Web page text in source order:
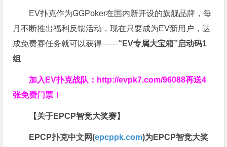
EV扑克作为GGPoker在国内新开设的旗舰品牌，每
月不断推出福利反馈活动，现在只要成为EV新用户，达
成免费赛任务就可以获得——“EV专属大宝箱”启动码1
组
加入EV扑克战队： http://evpk7.com/96088再送4
张免费门票！
【关于EPCP智竞大奖赛】
EPCP扑克中文网(epcppk.com)为EPCP智竞大奖